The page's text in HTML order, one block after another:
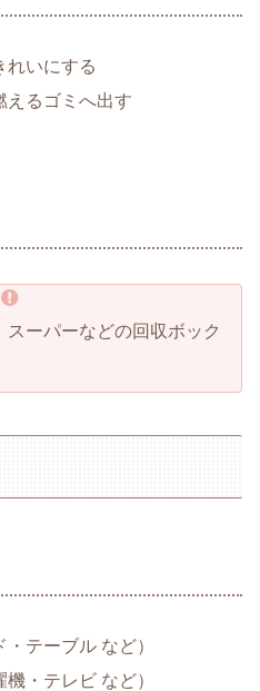
れいにする
えるゴミへ出す
ーパーなどの回収ボック
テーブル など）
・テレビ など）